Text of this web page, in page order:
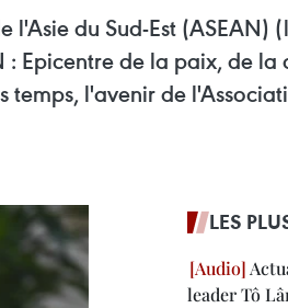
du Sud-Est (ASEAN)
: Epicentre de la paix, de
l'avenir de
LES
leader Tô